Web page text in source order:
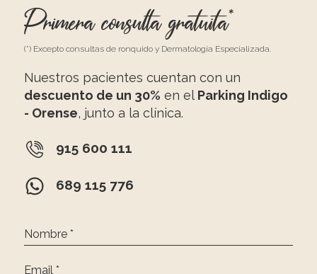
Primera consulta gratuita*
(*) Excepto consultas de ronquido y Dermatología Especializada.
Nuestros pacientes cuentan con un
descuento de un 30% en el Parking Indigo
- Orense, junto a la clínica.
915 600 111
689 115 776
Nombre *
Email *